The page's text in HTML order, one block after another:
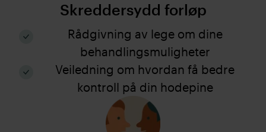
Skreddersydd forløp
Rådgivning av lege om dine
behandlingsmuligheter
Veiledning om hvordan få bedre
kontroll på din hodepine